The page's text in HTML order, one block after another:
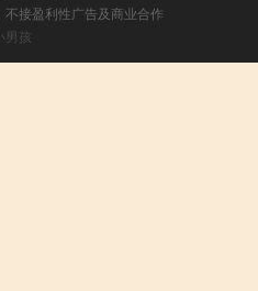
接盈利性广告及商业合作
男孩